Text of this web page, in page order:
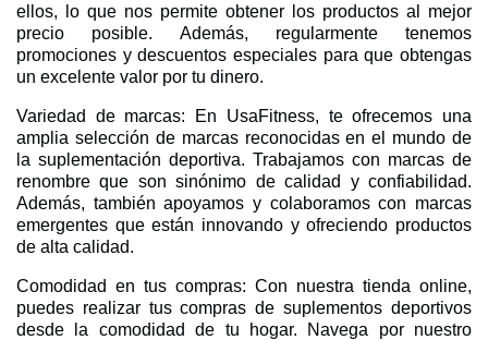
ellos, lo que nos permite obtener los productos al mejor
precio posible. Además, regularmente tenemos
promociones y descuentos especiales para que obtengas
un excelente valor por tu dinero.
Variedad de marcas: En UsaFitness, te ofrecemos una
amplia selección de marcas reconocidas en el mundo de
la suplementación deportiva. Trabajamos con marcas de
renombre que son sinónimo de calidad y confiabilidad.
Además, también apoyamos y colaboramos con marcas
emergentes que están innovando y ofreciendo productos
de alta calidad.
Comodidad en tus compras: Con nuestra tienda online,
puedes realizar tus compras de suplementos deportivos
desde la comodidad de tu hogar. Navega por nuestro